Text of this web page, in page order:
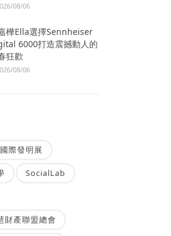
08/06
樺Ella選擇Sennheiser
6000打造震撼動人的
狂歡
08/06
國際發明展
SocialLab
財產聯盟總會